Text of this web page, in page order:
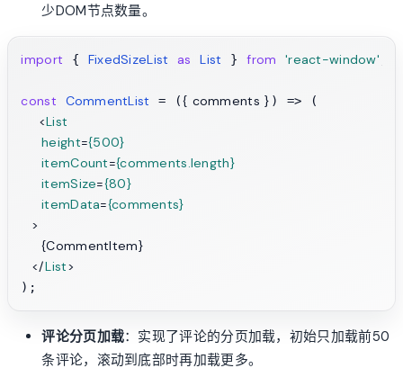
少DOM节点数量。
import { FixedSizeList as List } from 'react-window'
const CommentList = ({ comments } ) => (
<List
height={500}
itemCount={comments.length}
itemSize={80}
itemData={comments}
  >
    {CommentItem}
</List>
评论分页加载：实现了评论的分页加载，初始只加载前50
条评论，滚动到底部时再加载更多。